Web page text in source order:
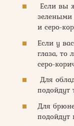
Если вы
зелеными
и серо-
Если у
глаза, то
серо-
Для
подойдут
Для
подойдут